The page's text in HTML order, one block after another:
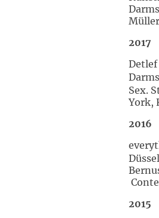
2017
Detlef
Sex.
York,
2016
2015